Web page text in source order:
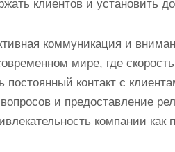
клиентов и установить
коммуникация и
мире, где
постоянный контакт с
и предоставление
компании как